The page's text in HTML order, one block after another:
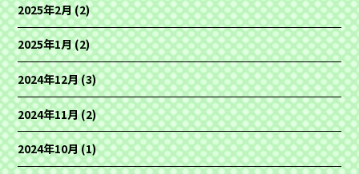
2025年2月(2)
2025年1月(2)
2024年12月(3)
2024年11月(2)
2024年10月(1)